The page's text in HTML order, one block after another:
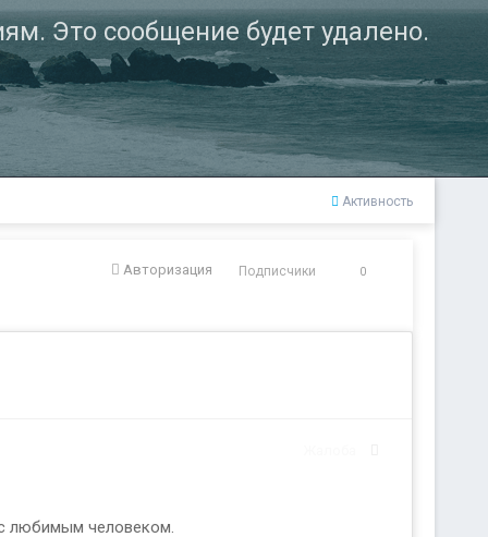
Это сообщение будет удалено.
Активность
Авторизация Подписчики 0
любимым человеком.